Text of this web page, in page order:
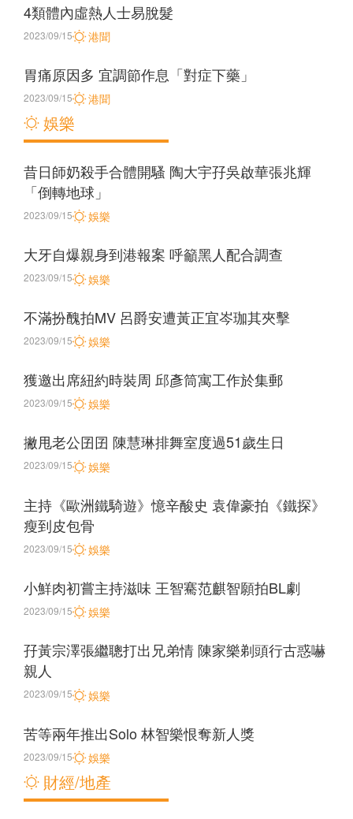
4類體內虛熱人士易脫髮
港聞
2023/09/15
胃痛原因多 宜調節作息「對症下藥」
港聞
2023/09/15
娛樂
昔日師奶殺手合體開騷 陶大宇孖吳啟華張兆輝
「倒轉地球」
娛樂
2023/09/15
大牙自爆親身到港報案 呼籲黑人配合調查
娛樂
2023/09/15
不滿扮醜拍MV 呂爵安遭黃正宜岑珈其夾擊
娛樂
2023/09/15
獲邀出席紐約時裝周 邱彥筒寓工作於集郵
娛樂
2023/09/15
撇甩老公囝囝 陳慧琳排舞室度過51歲生日
娛樂
2023/09/15
主持《歐洲鐵騎遊》憶辛酸史 袁偉豪拍《鐵探》
瘦到皮包骨
娛樂
2023/09/15
小鮮肉初嘗主持滋味 王智騫范麒智願拍BL劇
娛樂
2023/09/15
孖黃宗澤張繼聰打出兄弟情 陳家樂剃頭行古惑嚇
親人
娛樂
2023/09/15
苦等兩年推出Solo 林智樂恨奪新人獎
娛樂
2023/09/15
財經/地產